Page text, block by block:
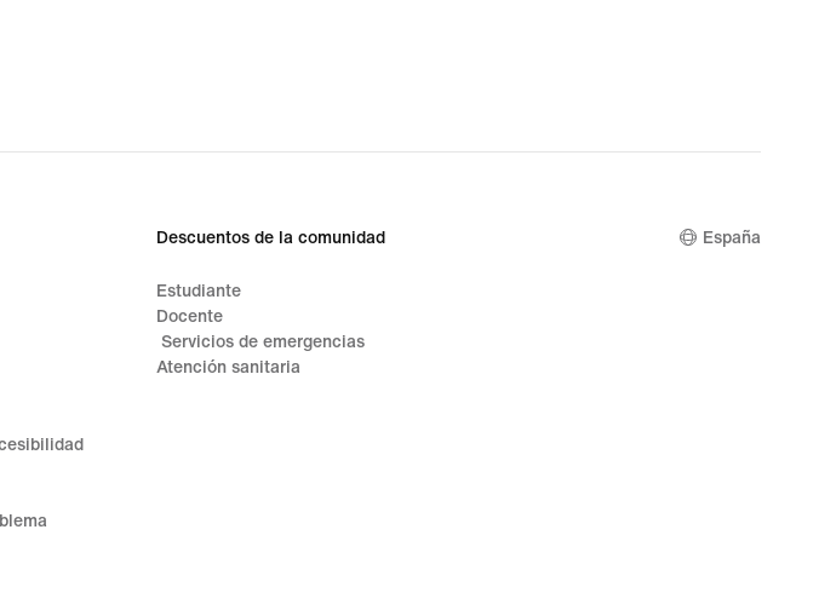
Descuentos de la comunidad
Estudiante
Docente
Servicios de emergencias
Atención sanitaria
España